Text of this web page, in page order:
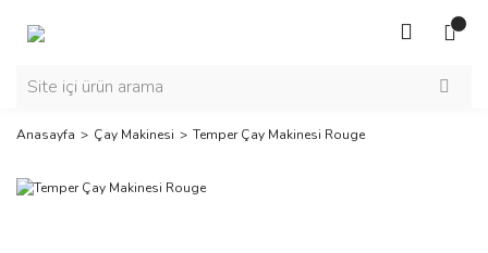
Anasayfa Çay Makinesi Temper Çay Makinesi Rouge